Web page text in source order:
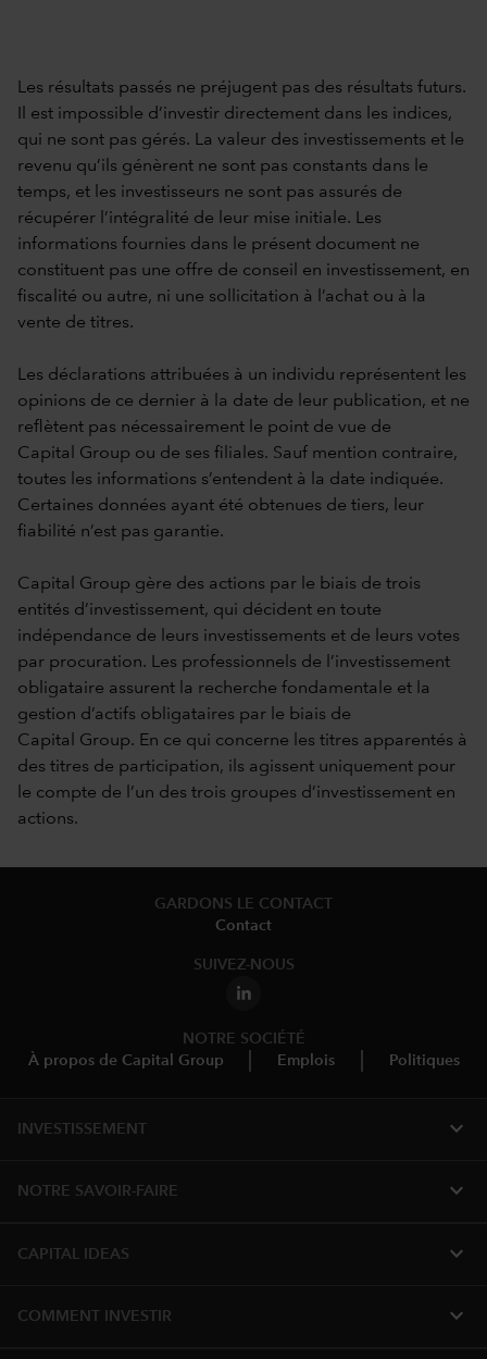
Les résultats passés ne préjugent pas des résultats futurs.
Il est impossible d’investir directement dans les indices,
qui ne sont pas gérés. La valeur des investissements et le
revenu qu’ils génèrent ne sont pas constants dans le
temps, et les investisseurs ne sont pas assurés de
récupérer l’intégralité de leur mise initiale. Les
informations fournies dans le présent document ne
constituent pas une offre de conseil en investissement, en
fiscalité ou autre, ni une sollicitation à l’achat ou à la
vente de titres.
Les déclarations attribuées à un individu représentent les
opinions de ce dernier à la date de leur publication, et ne
reflètent pas nécessairement le point de vue de
Capital Group ou de ses filiales. Sauf mention contraire,
toutes les informations s’entendent à la date indiquée.
Certaines données ayant été obtenues de tiers, leur
fiabilité n’est pas garantie.
Capital Group gère des actions par le biais de trois
entités d’investissement, qui décident en toute
indépendance de leurs investissements et de leurs votes
par procuration. Les professionnels de l’investissement
obligataire assurent la recherche fondamentale et la
gestion d’actifs obligataires par le biais de
Capital Group. En ce qui concerne les titres apparentés à
des titres de participation, ils agissent uniquement pour
le compte de l’un des trois groupes d’investissement en
actions.
GARDONS LE CONTACT
Contact
SUIVEZ-NOUS
NOTRE SOCIÉTÉ
À propos de Capital Group
Emplois Politiques
INVESTISSEMENT expand_more
NOTRE SAVOIR-FAIRE expand_more
CAPITAL IDEAS expand_more
COMMENT INVESTIR expand_more